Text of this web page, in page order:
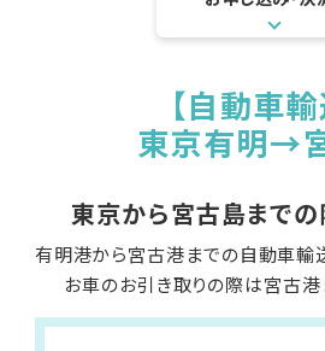
【自動車輸
東京有明→
東京から宮古島まで
有明港から宮古港までの自動車輸
お車のお引き取りの際は宮古港